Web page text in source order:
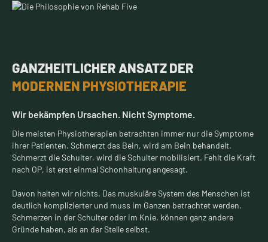
GANZHEITLICHER ANSATZ DER
MODERNEN PHYSIOTHERAPIE
Wir bekämpfen Ursachen. Nicht Symptome.
Die meisten Physiotherapien betrachten immer nur die Symptome
ihrer Patienten. Schmerzt das Bein, wird am Bein behandelt.
Schmerzt die Schulter, wird die Schulter mobilisiert. Fehlt die Kraft
nach OP, ist erst einmal Schonhaltung angesagt.
Davon halten wir nichts. Das muskuläre System des Menschen ist
deutlich komplizierter und muss im Ganzen betrachtet werden.
Schmerzen in der Schulter oder im Knie, können ganz andere
Gründe haben, als an der Stelle selbst.